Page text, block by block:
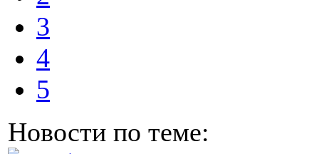
3
4
5
Новости по теме: